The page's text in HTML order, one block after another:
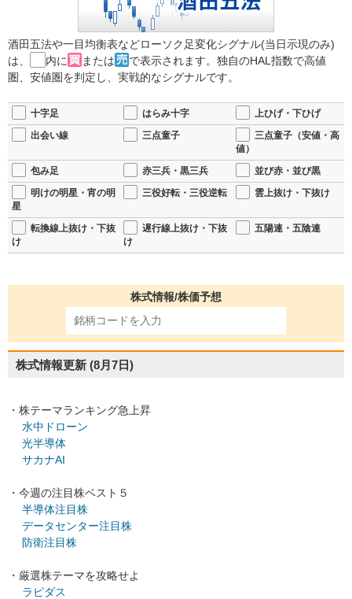
酒田五法や一目均衡表などローソク足変化シグナル(当日示現のみ)
は、
内に または
で表示されます。独自のHAL指数で高値
圏、安値圏を判定し、実戦的なシグナルです。
十字足 はらみ十字
上ひげ・下ひげ
出会い線
三点童子
三点童子（安値・高
値）
包み足
赤三兵・黒三兵
並び赤・並び黒
明けの明星・宵の明
星
三役好転・三役逆転 雲上抜け・下抜け
転換線上抜け・下抜
け
遅行線上抜け・下抜
け
五陽連・五陰連
株式情報/株価予想
株式情報更新 (8月7日)
・株テーマランキング急上昇
水中ドローン
光半導体
サカナAI
・今週の注目株ベスト５
半導体注目株
データセンター注目株
防衛注目株
・厳選株テーマを攻略せよ
ラピダス